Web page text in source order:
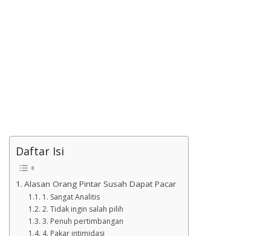
Daftar Isi
Alasan Orang Pintar Susah Dapat Pacar
1. Sangat Analitis
2. Tidak ingin salah pilih
3. Penuh pertimbangan
4. Pakar intimidasi